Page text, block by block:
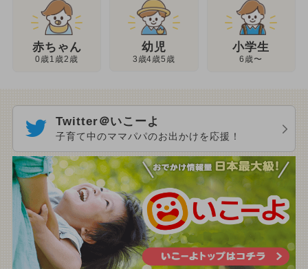
赤ちゃん
0歳1歳2歳
幼児
3歳4歳5歳
小学生
6歳〜
Twitter＠いこーよ
子育て中のママパパのお出かけを応援！